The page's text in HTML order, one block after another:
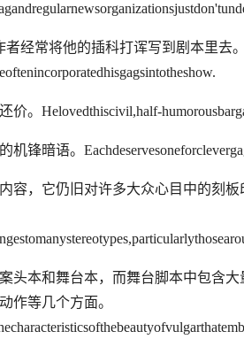
经常将他的插科打诨写到剧本里去。
。Helovedthiscivil,half-
锋暗语。
容，它仍旧对许多大众心目中的刻
头本和舞台本，而舞台脚本中包含
作等几个方面。